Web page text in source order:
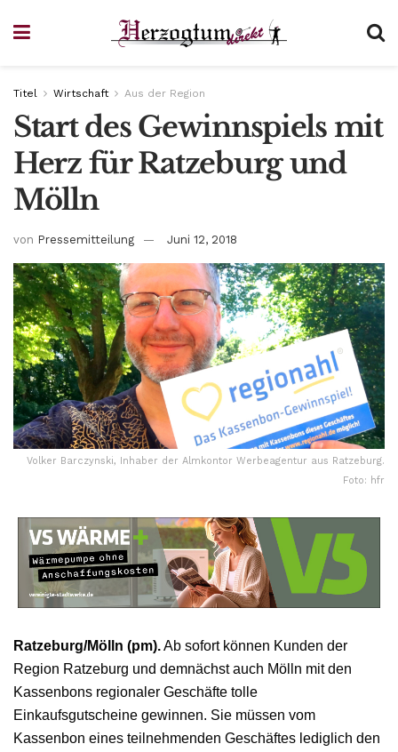
Titel Wirtschaft Aus der Region
Start des Gewinnspiels mit
Herz für Ratzeburg und
Mölln
von Pressemitteilung Juni 12, 2018
Volker Barczynski, Inhaber der Almkontor Werbeagentur aus Ratzeburg.
Foto: hfr
Ratzeburg/Mölln (pm).Ab sofort können Kunden der
Region Ratzeburg und demnächst auch Mölln mit den
Kassenbons regionaler Geschäfte tolle
Einkaufsgutscheine gewinnen. Sie müssen vom
Kassenbon eines teilnehmenden Geschäftes lediglich den